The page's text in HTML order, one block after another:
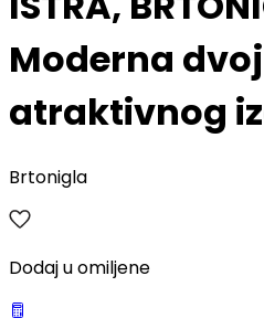
Moderna
atraktivnog
Brtonigla
Dodaj u omiljene